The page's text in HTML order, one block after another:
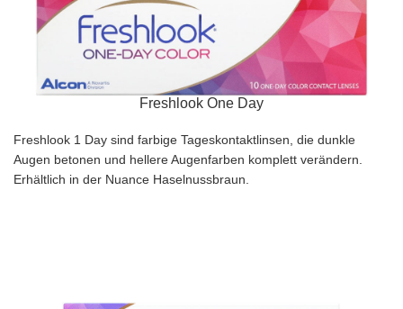
Freshlook One Day
Freshlook 1 Day sind farbige Tageskontaktlinsen, die dunkle
Augen betonen und hellere Augenfarben komplett verändern.
Erhältlich in der Nuance Haselnussbraun.